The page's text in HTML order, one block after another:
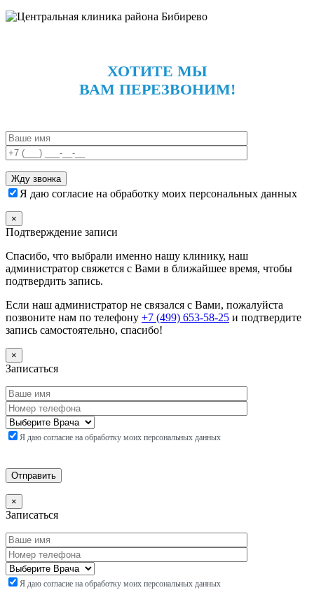
ХОТИТЕ МЫ
ВАМ ПЕРЕЗВОНИМ!
Я даю согласие на обработку моих персональных данных
×
Подтверждение записи
Спасибо, что выбрали именно нашу клинику, наш
администратор свяжется с Вами в ближайшее время, чтобы
подтвердить запись.
Если наш администратор не связался с Вами, пожалуйста
позвоните нам по телефону +7 (499) 653-58-25 и подтвердите
запись самостоятельно, спасибо!
×
Записаться
Я даю согласие на обработку моих персональных данных
×
Записаться
Я даю согласие на обработку моих персональных данных